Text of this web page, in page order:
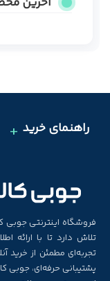
راهنمای خرید
فروشگاه اینترنتی جوبی
تلاش دارد تا با ارائه
تجربه‌ای مطمئن از خرید
پشتیبانی حرفه‌ای، جوبی